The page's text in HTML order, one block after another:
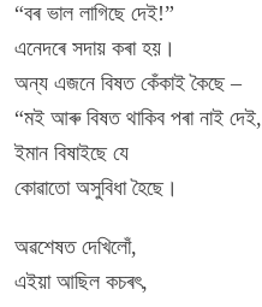
“বৰ ভাল লাগিছে দেই!”
এনেদৰে সদায় কৰা হয়।
অন্য এজনে বিষত কেঁকাই কৈছে –
“মই আৰু বিষত থাকিব পৰা নাই দেই,
ইমান বিষাইছে যে
কোৱাতো অসুবিধা হৈছে।
অৱশেষত দেখিলোঁ,
এইয়া আছিল কচৰৎ,